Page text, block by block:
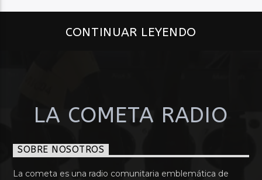
CONTINUAR LEYENDO
LA COMETA RADIO
SOBRE NOSOTROS
La cometa es una radio comunitaria emblemática de